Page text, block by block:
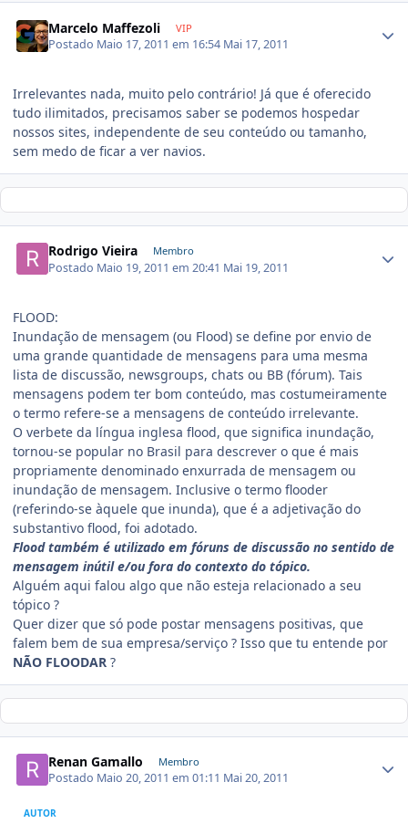
Marcelo Maffezoli VIP
Postado Maio 17, 2011 em 16:54 Mai 17, 2011
Irrelevantes nada, muito pelo contrário! Já que é oferecido
tudo ilimitados, precisamos saber se podemos hospedar
nossos sites, independente de seu conteúdo ou tamanho,
sem medo de ficar a ver navios.
Rodrigo Vieira Membro
Postado Maio 19, 2011 em 20:41 Mai 19, 2011
FLOOD:
Inundação de mensagem (ou Flood) se define por envio de
uma grande quantidade de mensagens para uma mesma
lista de discussão, newsgroups, chats ou BB (fórum). Tais
mensagens podem ter bom conteúdo, mas costumeiramente
o termo refere-se a mensagens de conteúdo irrelevante.
O verbete da língua inglesa flood, que significa inundação,
tornou-se popular no Brasil para descrever o que é mais
propriamente denominado enxurrada de mensagem ou
inundação de mensagem. Inclusive o termo flooder
(referindo-se àquele que inunda), que é a adjetivação do
substantivo flood, foi adotado.
Flood também é utilizado em fóruns de discussão no sentido de
mensagem inútil e/ou fora do contexto do tópico.
Alguém aqui falou algo que não esteja relacionado a seu
tópico ?
Quer dizer que só pode postar mensagens positivas, que
falem bem de sua empresa/serviço ? Isso que tu entende por
NÃO FLOODAR ?
Renan Gamallo Membro
Postado Maio 20, 2011 em 01:11 Mai 20, 2011
AUTOR